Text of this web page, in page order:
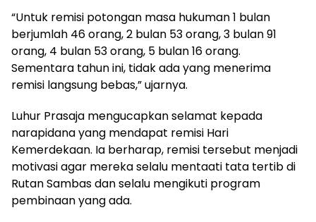
“Untuk remisi potongan masa hukuman 1 bulan
berjumlah 46 orang, 2 bulan 53 orang, 3 bulan 91
orang, 4 bulan 53 orang, 5 bulan 16 orang.
Sementara tahun ini, tidak ada yang menerima
remisi langsung bebas,” ujarnya.
Luhur Prasaja mengucapkan selamat kepada
narapidana yang mendapat remisi Hari
Kemerdekaan. Ia berharap, remisi tersebut menjadi
motivasi agar mereka selalu mentaati tata tertib di
Rutan Sambas dan selalu mengikuti program
pembinaan yang ada.